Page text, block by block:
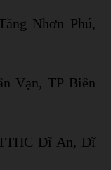
Nhơn Phú,
Vạn, TP Biên
Dĩ An, Dĩ